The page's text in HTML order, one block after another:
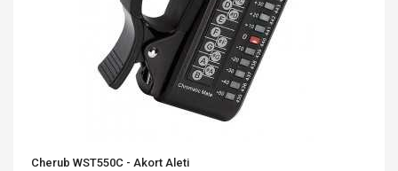
Cherub WST550C - Akort Aleti